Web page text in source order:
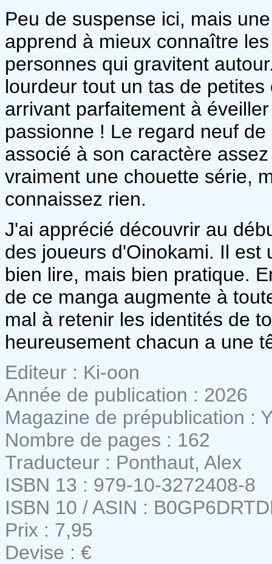
Peu de suspense ici, mais
apprend à mieux connaître
personnes qui gravitent
lourdeur tout un tas de
arrivant parfaitement à
passionne ! Le regard neuf
associé à son caractère
vraiment une chouette série,
connaissez rien.
J'ai apprécié découvrir au
des joueurs d'Oinokami. Il est
bien lire, mais bien pratique.
de ce manga augmente à
mal à retenir les identités de
heureusement chacun a une
Editeur : Ki-oon
Année de publication : 2026
Magazine de prépublication :
Nombre de pages : 162
Traducteur : Ponthaut, Alex
ISBN 13 : 979-10-3272408-8
ISBN 10 / ASIN :
Prix : 7,95
Devise : €